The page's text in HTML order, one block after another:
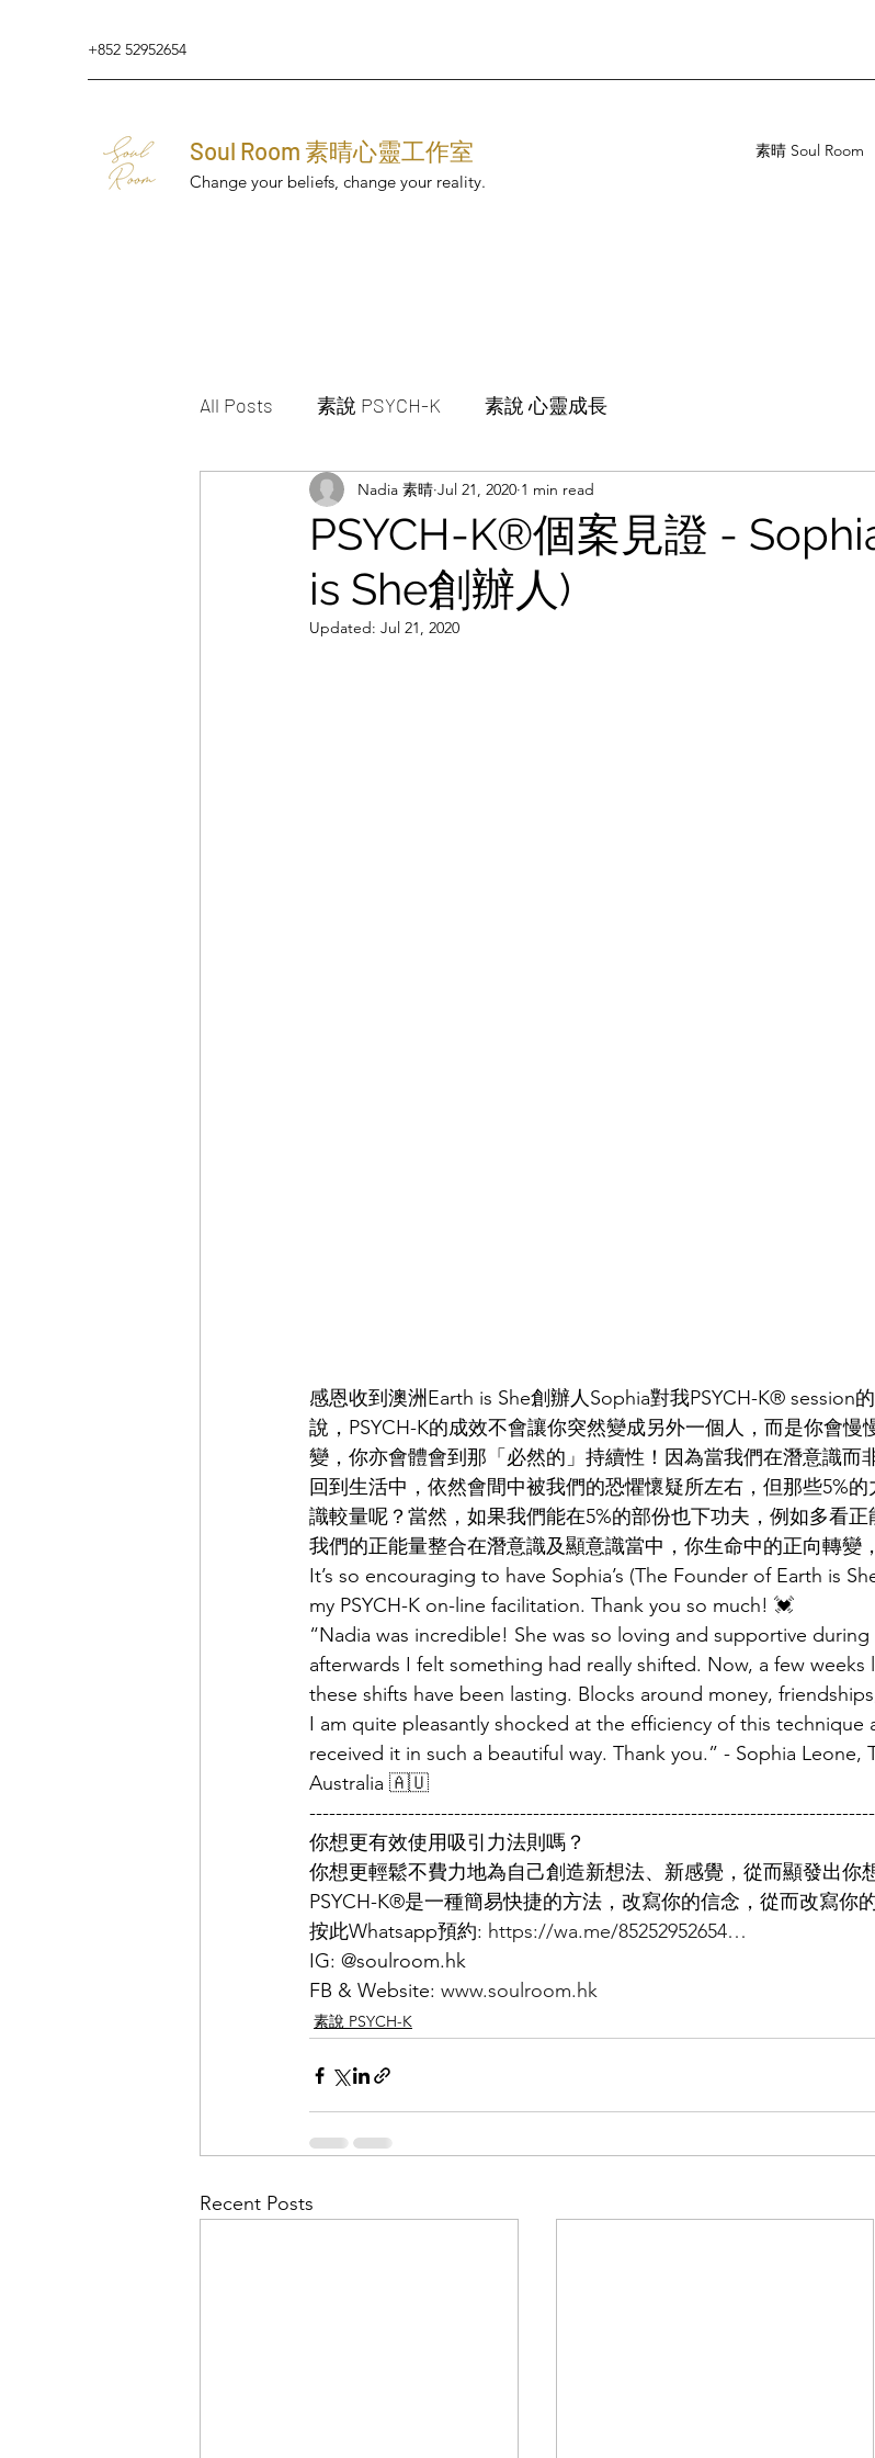
+852 52952654
Soul Room 素晴心靈工作室
Change your beliefs, change your reality.
素晴 Soul Room
All Posts 素說 PSYCH-K 素說 心靈成長
PSYCH-K®個案見證 -
is She創辦人)
Nadia 素晴 Jul 21, 2020 1 min read
Updated: Jul 21, 2020
感恩收到澳洲Earth is She創辦人Sophia對我PSYCH-K® session
說，PSYCH-K的成效不會讓你突然變成另外一個人，而是你會
變，你亦會體會到那「必然的」持續性！因為當我們在潛意識而
回到生活中，依然會間中被我們的恐懼懷疑所左右，但那些5%
識較量呢？當然，如果我們能在5%的部份也下功夫，例如多看
我們的正能量整合在潛意識及顯意識當中，你生命中的正向轉變
It’s so encouraging to have Sophia’s (The Founder of Earth is
my PSYCH-K on-line facilitation. Thank you so much! 💓
“Nadia was incredible! She was so loving and supportive during
afterwards I felt something had really shifted. Now, a few weeks
these shifts have been lasting. Blocks around money,
I am quite pleasantly shocked at the efficiency of this technique
received it in such a beautiful way. Thank you.” - Sophia Leone,
Australia 🇦🇺
你想更有效使用吸引力法則嗎？
你想更輕鬆不費力地為自己創造新想法、新感覺，從而顯發出你
PSYCH-K®️是一種簡易快捷的方法，改寫你的信念，從而改寫你的
按此Whatsapp預約: https://wa.me/85252952654…
IG: @soulroom.hk
FB & Website: www.soulroom.hk
素說 PSYCH-K
Recent Posts